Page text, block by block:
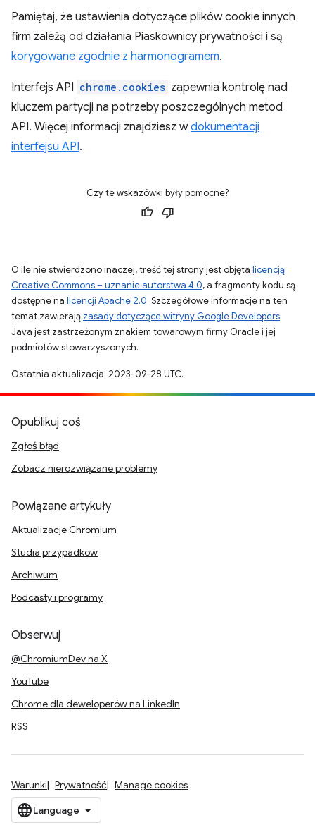
Pamiętaj, że ustawienia dotyczące plików cookie innych
firm zależą od działania Piaskownicy prywatności i są
korygowane zgodnie z harmonogramem.
Interfejs API chrome.cookies zapewnia kontrolę nad
kluczem partycji na potrzeby poszczególnych metod
API. Więcej informacji znajdziesz wdokumentacji
interfejsu API.
Czy te wskazówki były pomocne?
O ile nie stwierdzono inaczej, treść tej strony jest objęta licencją
Creative Commons – uznanie autorstwa 4.0, a fragmenty kodu są
dostępne na licencji Apache 2.0. Szczegółowe informacje na ten
temat zawierają zasady dotyczące witryny Google Developers.
Java jest zastrzeżonym znakiem towarowym firmy Oracle i jej
podmiotów stowarzyszonych.
Ostatnia aktualizacja: 2023-09-28 UTC.
Opublikuj coś
Zgłoś błąd
Zobacz nierozwiązane problemy
Powiązane artykuły
Aktualizacje Chromium
Studia przypadków
Archiwum
Podcasty i programy
Obserwuj
@ChromiumDev na X
YouTube
Chrome dla deweloperów na LinkedIn
RSS
Warunki Prywatność Manage cookies